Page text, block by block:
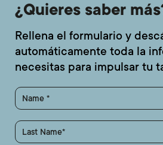
¿Quieres saber
Rellena el formulario y
automáticamente toda la
necesitas para impulsar tu
Name
Last Name